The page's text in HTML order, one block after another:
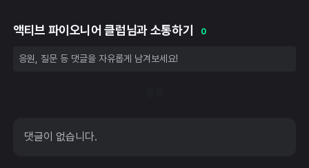
액티브 파이오니어 클럽님과 소통하기 0
댓글이 없습니다.